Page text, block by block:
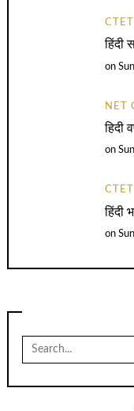
CTET
हिंदी
on
NET
हिदी
on
CTET
हिंदी
on
for: